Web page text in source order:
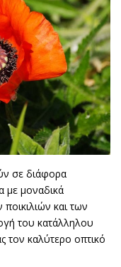
σε διάφορα
με μοναδικά
και των
του κατάλληλου
τον καλύτερο οπτικό